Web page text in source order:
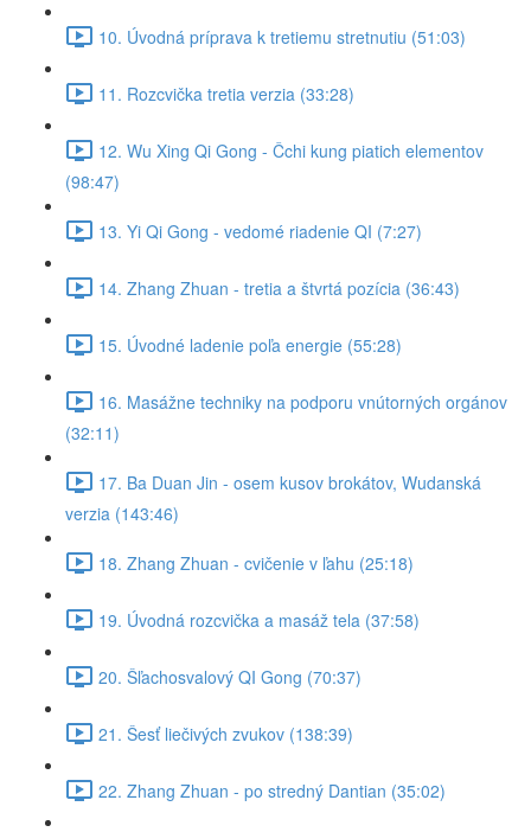
10. Úvodná príprava k tretiemu stretnutiu (51:03)
11. Rozcvička tretia verzia (33:28)
12. Wu Xing Qi Gong - Čchi kung piatich elementov
(98:47)
13. Yi Qi Gong - vedomé riadenie QI (7:27)
14. Zhang Zhuan - tretia a štvrtá pozícia (36:43)
15. Úvodné ladenie poľa energie (55:28)
16. Masážne techniky na podporu vnútorných orgánov
(32:11)
17. Ba Duan Jin - osem kusov brokátov, Wudanská
verzia (143:46)
18. Zhang Zhuan - cvičenie v ľahu (25:18)
19. Úvodná rozcvička a masáž tela (37:58)
20. Šľachosvalový QI Gong (70:37)
21. Šesť liečivých zvukov (138:39)
22. Zhang Zhuan - po stredný Dantian (35:02)